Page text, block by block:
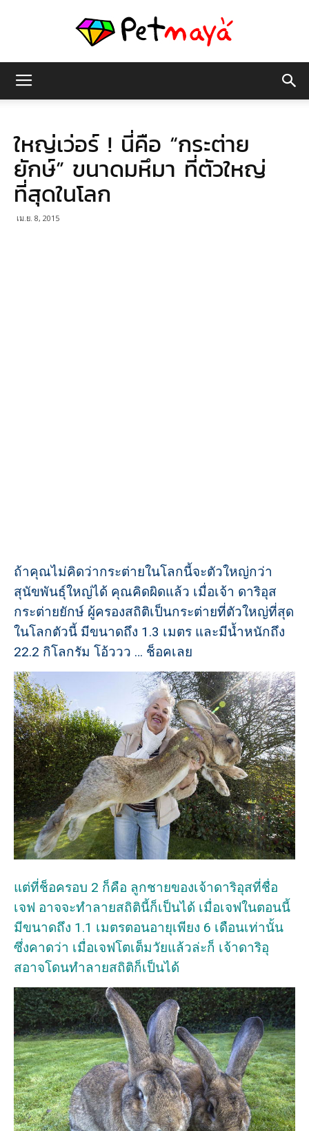
มายา
ใหญ่เว่อร์ ! นี่คือ “กระต่าย
ยักษ์” ขนาดมหึมา ที่ตัวใหญ่
ที่สุดในโลก
เม.ย. 8, 2015
ถ้าคุณไม่คิดว่ากระต่ายในโลกนี้จะตัวใหญ่กว่า
สุนัขพันธุ์ใหญ่ได้ คุณคิดผิดแล้ว เมื่อเจ้า ดาริอุส
กระต่ายยักษ์ ผู้ครองสถิติเป็นกระต่ายที่ตัวใหญ่ที่สุด
ในโลกตัวนี้ มีขนาดถึง 1.3 เมตร และมีน้ำหนักถึง
22.2 กิโลกรัม โอ้ววว … ช็อคเลย
แต่ที่ช็อครอบ 2 ก็คือ ลูกชายของเจ้าดาริอุสที่ชื่อ
เจฟ อาจจะทำลายสถิตินี้ก็เป็นได้ เมื่อเจฟในตอนนี้
มีขนาดถึง 1.1 เมตรตอนอายุเพียง 6 เดือนเท่านั้น
ซึ่งคาดว่า เมื่อเจฟโตเต็มวัยแล้วล่ะก็ เจ้าดาริอุ
สอาจโดนทำลายสถิติก็เป็นได้